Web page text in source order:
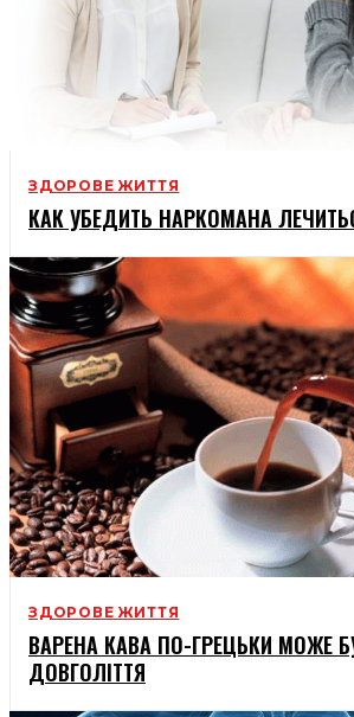
ЗДОРОВЕ ЖИТТЯ
КАК УБЕДИТЬ НАРКОМАНА
ЗДОРОВЕ ЖИТТЯ
ВАРЕНА КАВА ПО-ГРЕЦЬКИ МОЖЕ
ДОВГОЛІТТЯ